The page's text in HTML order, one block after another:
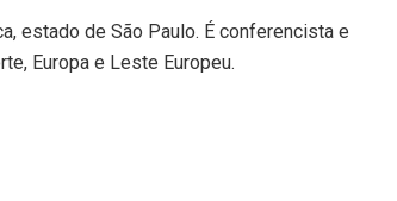
estado de São Paulo. É conferencista e
Europa e Leste Europeu.